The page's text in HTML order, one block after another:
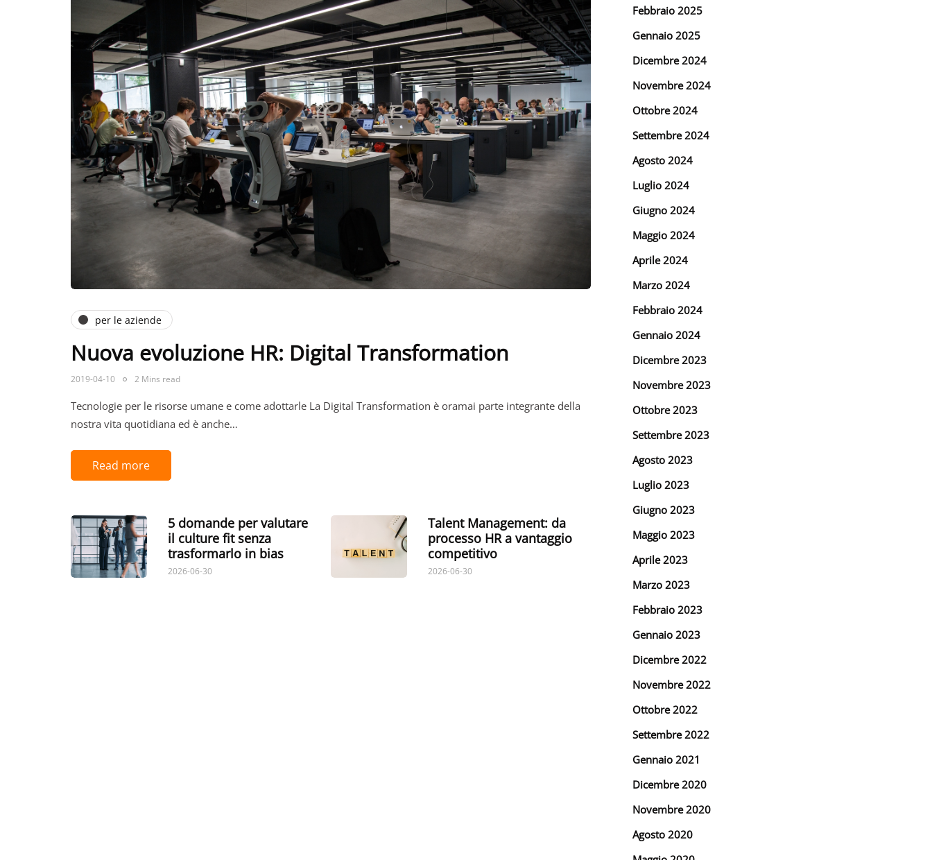
per le aziende
Nuova evoluzione HR: Digital Transformation
2019-04-10 2 Mins read
Tecnologie per le risorse umane e come adottarle La Digital Transformation è oramai parte integrante della
nostra vita quotidiana ed è anche…
Read more
5 domande per valutare
il culture fit senza
trasformarlo in bias
2026-06-30
Talent Management: da
processo HR a vantaggio
competitivo
2026-06-30
Febbraio 2025
Gennaio 2025
Dicembre 2024
Novembre 2024
Ottobre 2024
Settembre 2024
Agosto 2024
Luglio 2024
Giugno 2024
Maggio 2024
Aprile 2024
Marzo 2024
Febbraio 2024
Gennaio 2024
Dicembre 2023
Novembre 2023
Ottobre 2023
Settembre 2023
Agosto 2023
Luglio 2023
Giugno 2023
Maggio 2023
Aprile 2023
Marzo 2023
Febbraio 2023
Gennaio 2023
Dicembre 2022
Novembre 2022
Ottobre 2022
Settembre 2022
Gennaio 2021
Dicembre 2020
Novembre 2020
Agosto 2020